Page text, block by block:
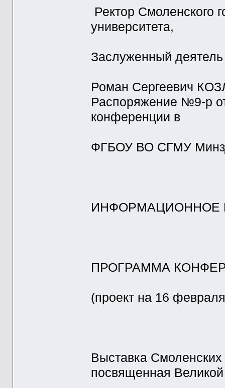
Ректор Смоленского
университета,
Заслуженный
Роман Сергеевич
Распоряжение №9-р
конференции в
ФГБОУ ВО СГМУ
ИНФОРМАЦИОННОЕ
ПРОГРАММА
(проект на 16
Выставка
посвященная